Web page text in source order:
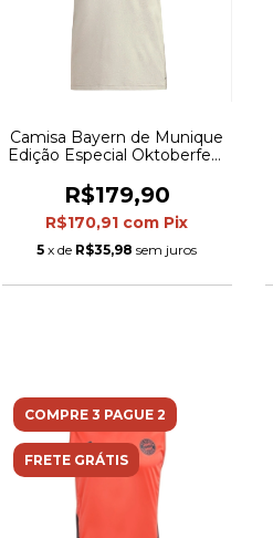
Camisa Bayern de Munique
Edição Especial Oktoberfest
Masculina - Bege e verde
R$179,90
R$170,91 com Pix
5 x de R$35,98 sem juros
COMPRE 3 PAGUE 2
FRETE GRÁTIS